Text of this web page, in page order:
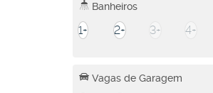
Várzea (1)
Vespasiano (2)
Sabará (1)
Banheiros
1+ 2+ 3+ 4+
Vagas de Garagem